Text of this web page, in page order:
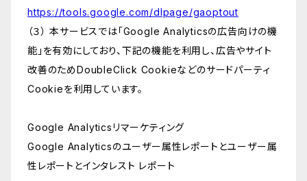
https://tools.google.com/dlpage/gaoptout
（３） 本サービスでは「Google Analyticsの広告向けの機
能」を有効にしており、下記の機能を利用し、広告やサイト
改善のためDoubleClick Cookieなどのサードパーティ
Cookieを利用しています。
Google Analyticsリマーケティング
Google Analyticsのユーザー属性レポートとユーザー属
性レポートとインタレスト レポート